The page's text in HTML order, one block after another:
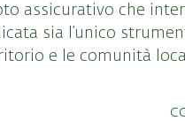
assicurativo che
sia l’unico
e le comunità